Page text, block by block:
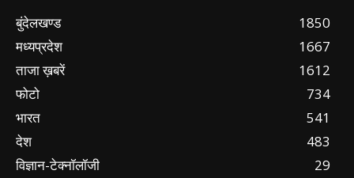
बुंदेलखण्ड
1850
मध्यप्रदेश
1667
ताजा ख़बरें
1612
फोटो
734
भारत
541
देश
483
विज्ञान-टेक्नॉलॉजी
29